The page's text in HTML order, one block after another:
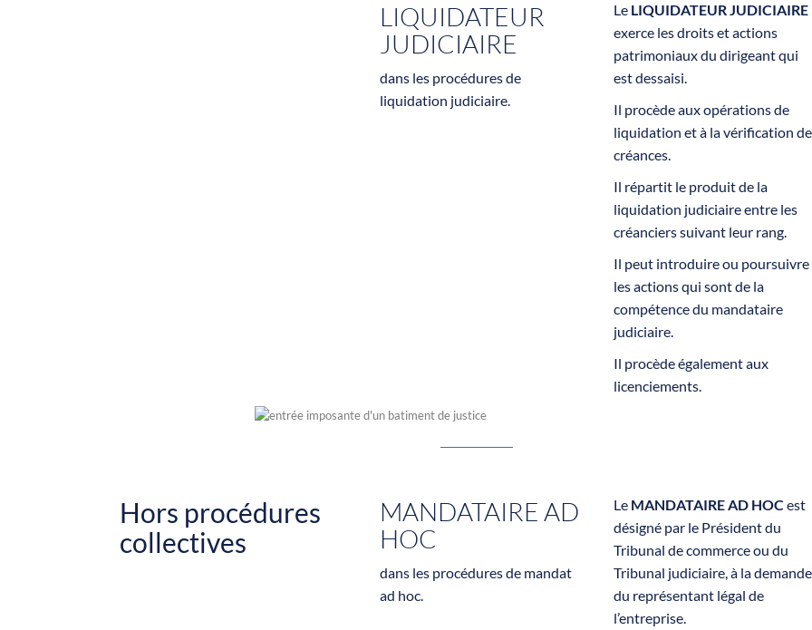
LIQUIDATEUR
JUDICIAIRE
dans les procédures de
liquidation judiciaire.
Le LIQUIDATEUR JUDICIAIRE
exerce les droits et actions
patrimoniaux du dirigeant qui
est dessaisi.
Il procède aux opérations de
liquidation et à la vérification
créances.
Il répartit le produit de la
liquidation judiciaire entre les
créanciers suivant leur rang.
Il peut introduire ou poursuivre
les actions qui sont de la
compétence du mandataire
judiciaire.
Il procède également aux
licenciements.
Hors procédures
collectives
MANDATAIRE AD
HOC
dans les procédures de mandat
ad hoc.
Le MANDATAIRE AD HOCest
désigné par le Président du
Tribunal de commerce ou du
Tribunal judiciaire, à la demande
du représentant légal de
l’entreprise.